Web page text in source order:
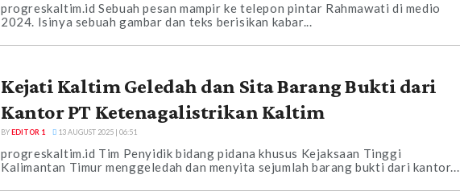
progreskaltim.id Sebuah pesan mampir ke telepon pintar Rahmawati di medio
2024. Isinya sebuah gambar dan teks berisikan kabar...
Kejati Kaltim Geledah dan Sita Barang Bukti dari
Kantor PT Ketenagalistrikan Kaltim
BYEDITOR 1 13 AUGUST 2025 | 06:51
progreskaltim.id Tim Penyidik bidang pidana khusus Kejaksaan Tinggi
Kalimantan Timur menggeledah dan menyita sejumlah barang bukti dari kantor...